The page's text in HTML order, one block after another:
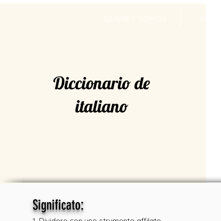
Diccionario de
italiano
Significato: